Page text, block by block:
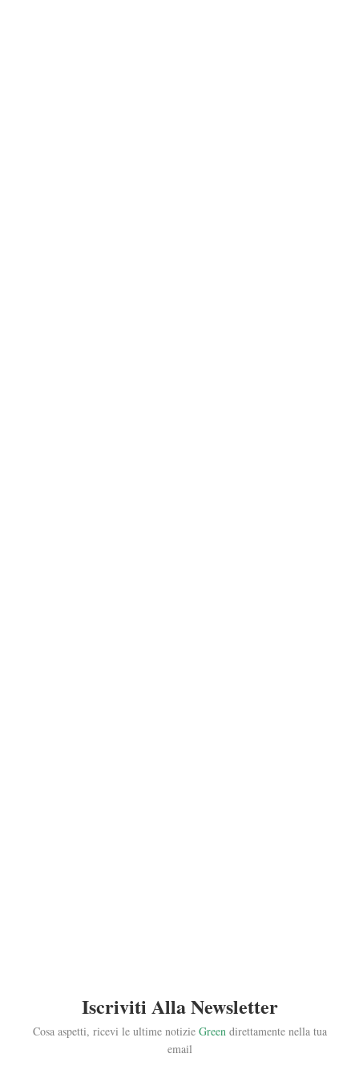
Iscriviti Alla Newsletter
Cosa aspetti, ricevi le ultime notizie Greendirettamente nella tua
email